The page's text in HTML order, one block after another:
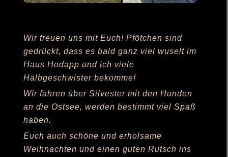
Wir freuen uns mit Euch! Pfötchen sind
gedrückt, dass es bald ganz viel wuselt im
Haus Hodapp und ich viele
Halbgeschwister bekomme!
Wir fahren über Silvester mit den Hunden
an die Ostsee, werden bestimmt viel Spaß
haben.
Euch auch schöne und erholsame
Weihnachten und einen guten Rutsch ins